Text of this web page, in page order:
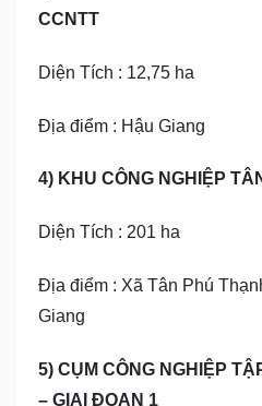
CCNTT
Diện Tích : 12,75 ha
Địa điểm : Hậu Giang
4) KHU CÔNG NGHIỆP
Diện Tích : 201 ha
Địa điểm : Xã Tân Phú
Giang
5) CỤM CÔNG NGHIỆP
– GIAI ĐOẠN 1